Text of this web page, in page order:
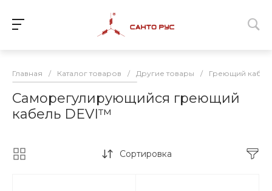
Главная / Каталог товаров / Другие товары / Греющий
Саморегулирующийся греющий
кабель DEVI™
Сортировка